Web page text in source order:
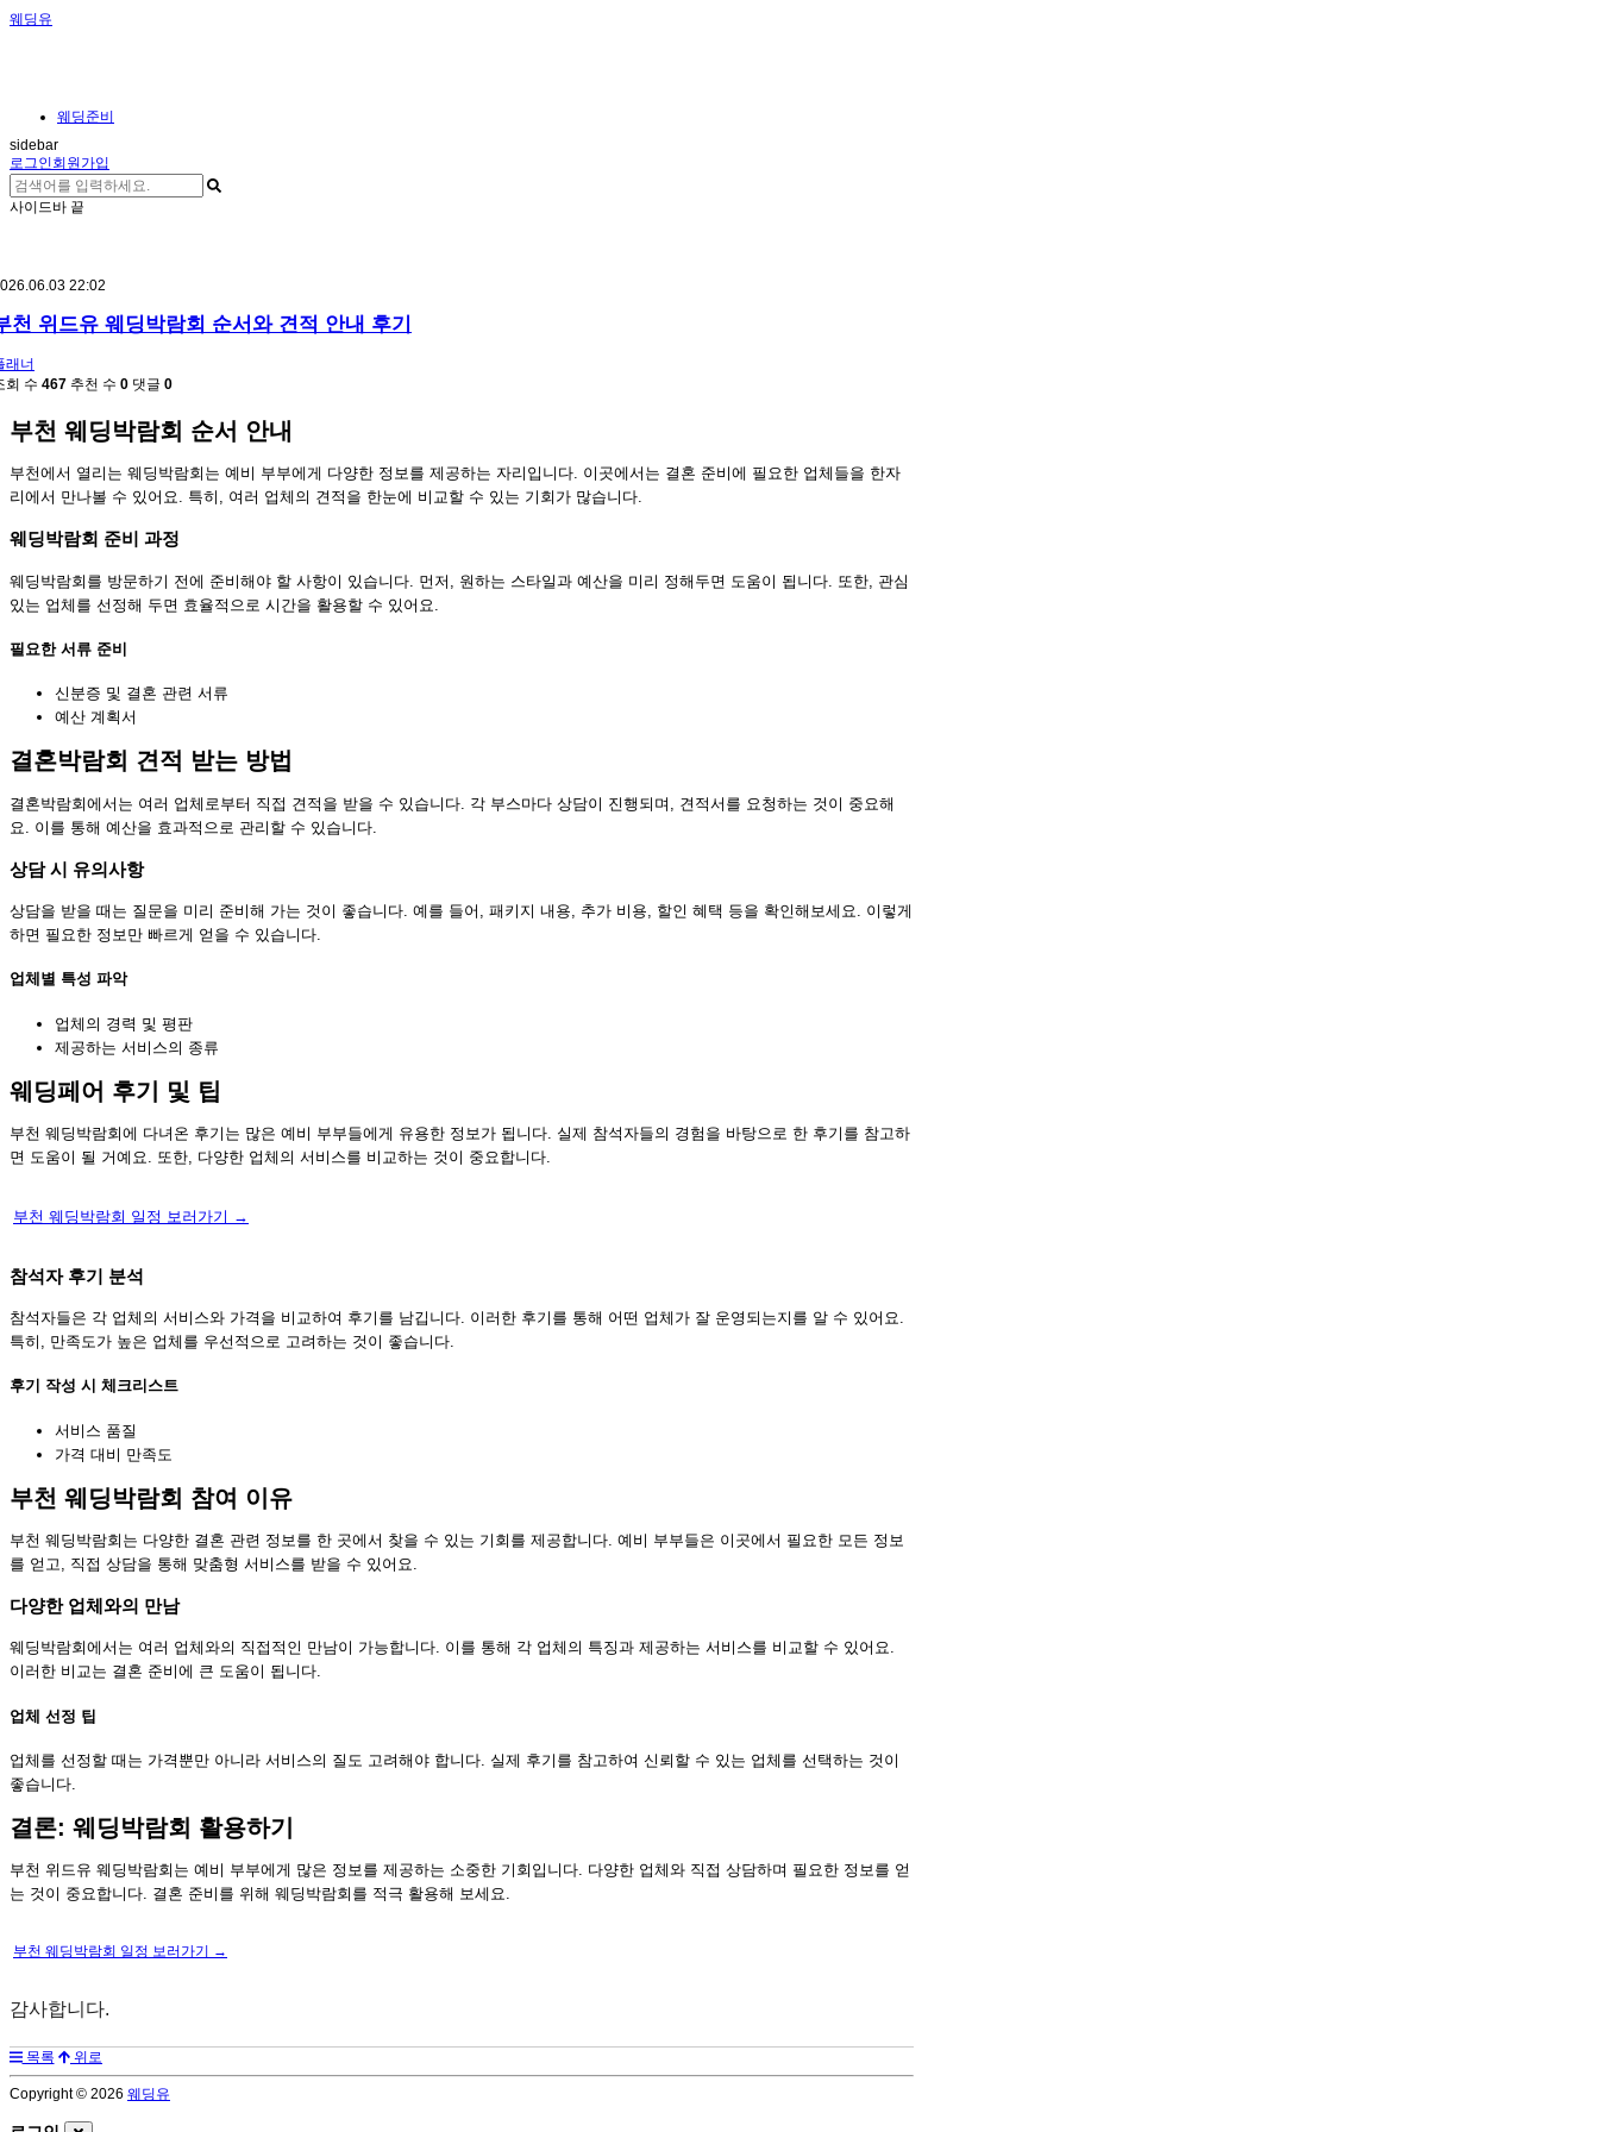
웨딩유
웨딩준비
sidebar
로그인회원가입
사이드바 끝
22:02
천 위드유 웨딩박람회 순서와 견적 안내 후기
래너
회 수 467 추천 수 0 댓글 0
부천 웨딩박람회 순서 안내
부천에서 열리는 웨딩박람회는 예비 부부에게 다양한 정보를 제공하는 자리입니다. 이곳에서는 결혼 준비에 필요한 업체들을 한자
리에서 만나볼 수 있어요. 특히, 여러 업체의 견적을 한눈에 비교할 수 있는 기회가 많습니다.
웨딩박람회 준비 과정
웨딩박람회를 방문하기 전에 준비해야 할 사항이 있습니다. 먼저, 원하는 스타일과 예산을 미리 정해두면 도움이 됩니다. 또한, 관심
있는 업체를 선정해 두면 효율적으로 시간을 활용할 수 있어요.
필요한 서류 준비
신분증 및 결혼 관련 서류
예산 계획서
결혼박람회 견적 받는 방법
결혼박람회에서는 여러 업체로부터 직접 견적을 받을 수 있습니다. 각 부스마다 상담이 진행되며, 견적서를 요청하는 것이 중요해
요. 이를 통해 예산을 효과적으로 관리할 수 있습니다.
상담 시 유의사항
상담을 받을 때는 질문을 미리 준비해 가는 것이 좋습니다. 예를 들어, 패키지 내용, 추가 비용, 할인 혜택 등을 확인해보세요. 이렇게
하면 필요한 정보만 빠르게 얻을 수 있습니다.
업체별 특성 파악
업체의 경력 및 평판
제공하는 서비스의 종류
웨딩페어 후기 및 팁
부천 웨딩박람회에 다녀온 후기는 많은 예비 부부들에게 유용한 정보가 됩니다. 실제 참석자들의 경험을 바탕으로 한 후기를 참고하
면 도움이 될 거예요. 또한, 다양한 업체의 서비스를 비교하는 것이 중요합니다.
부천 웨딩박람회 일정 보러가기 →
참석자 후기 분석
참석자들은 각 업체의 서비스와 가격을 비교하여 후기를 남깁니다. 이러한 후기를 통해 어떤 업체가 잘 운영되는지를 알 수 있어요.
특히, 만족도가 높은 업체를 우선적으로 고려하는 것이 좋습니다.
후기 작성 시 체크리스트
서비스 품질
가격 대비 만족도
부천 웨딩박람회 참여 이유
부천 웨딩박람회는 다양한 결혼 관련 정보를 한 곳에서 찾을 수 있는 기회를 제공합니다. 예비 부부들은 이곳에서 필요한 모든 정보
를 얻고, 직접 상담을 통해 맞춤형 서비스를 받을 수 있어요.
다양한 업체와의 만남
웨딩박람회에서는 여러 업체와의 직접적인 만남이 가능합니다. 이를 통해 각 업체의 특징과 제공하는 서비스를 비교할 수 있어요.
이러한 비교는 결혼 준비에 큰 도움이 됩니다.
업체 선정 팁
업체를 선정할 때는 가격뿐만 아니라 서비스의 질도 고려해야 합니다. 실제 후기를 참고하여 신뢰할 수 있는 업체를 선택하는 것이
좋습니다.
결론: 웨딩박람회 활용하기
부천 위드유 웨딩박람회는 예비 부부에게 많은 정보를 제공하는 소중한 기회입니다. 다양한 업체와 직접 상담하며 필요한 정보를 얻
는 것이 중요합니다. 결혼 준비를 위해 웨딩박람회를 적극 활용해 보세요.
부천 웨딩박람회 일정 보러가기 →
감사합니다.
목록 위로
Copyright © 2026 웨딩유